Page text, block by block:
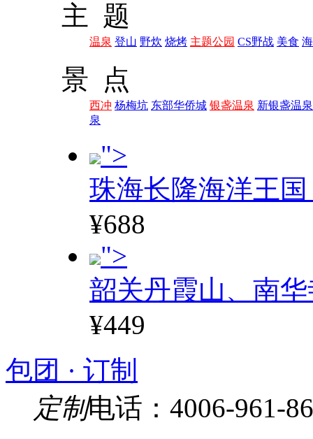
主 题
温泉 登山 野炊 烧烤 主题公园 CS野战 美食
景 点
西冲 杨梅坑 东部华侨城 银盏温泉 新银盏温泉
泉
">
珠海长隆海洋王
¥688
">
韶关丹霞山、南
¥449
包团 · 订制
定制电话：4006-961-